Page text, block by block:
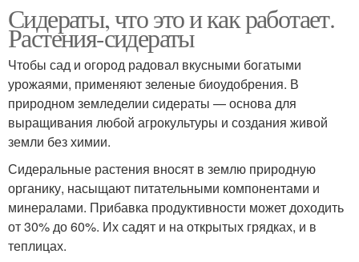
Сидераты, что это и как работает.
Растения-сидераты
Чтобы сад и огород радовал вкусными богатыми
урожаями, применяют зеленые биоудобрения. В
природном земледелии сидераты — основа для
выращивания любой агрокультуры и создания живой
земли без химии.
Сидеральные растения вносят в землю природную
органику, насыщают питательными компонентами и
минералами. Прибавка продуктивности может доходить
от 30% до 60%. Их садят и на открытых грядках, и в
теплицах.